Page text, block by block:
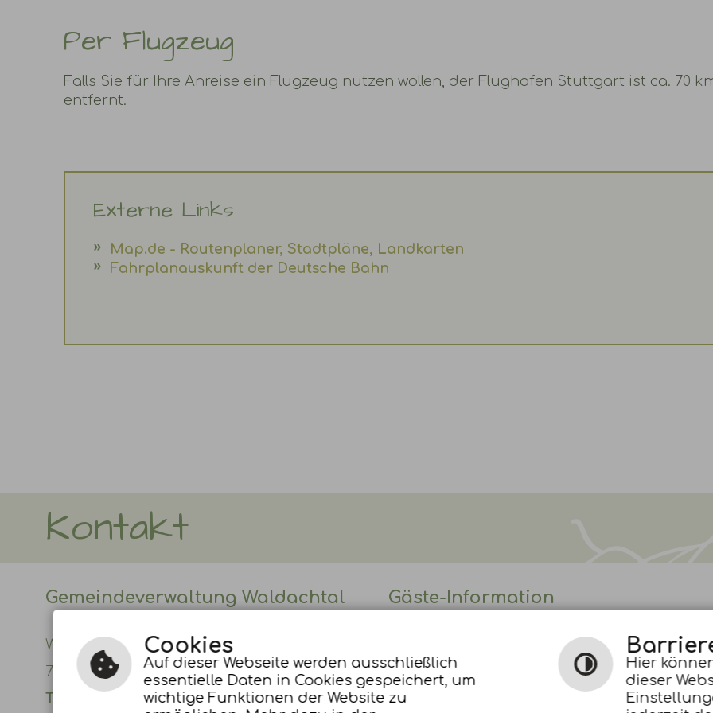
Per Flugzeug
Falls Sie für Ihre Anreise ein Flugzeug nutzen wollen, der Flughafen Stuttgart ist ca. 70
entfernt.
Externe Links
Map.de - Routenplaner, Stadtpläne, Landkarten
Fahrplanauskunft der Deutsche Bahn
Kontakt
Gemeindeverwaltung Waldachtal
Waldachstr. 8
72178 Waldachtal-Lützenhardt
Telefon:
07443 9634-0
Gäste-Information
Telefon:07443 9634-16
E-Mail schreiben
Cookies
Auf dieser Webseite werden ausschließlich
essentielle Daten in Cookies gespeichert, um
wichtige Funktionen der Website zu
Hier
dieser